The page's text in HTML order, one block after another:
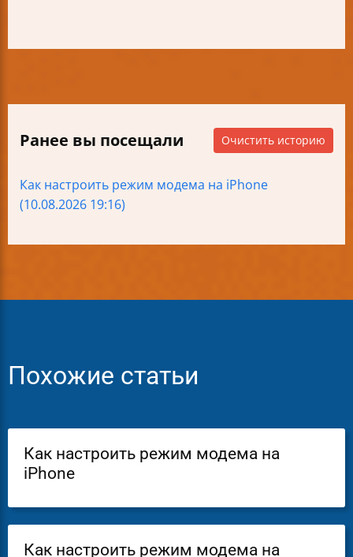
Ранее вы посещали Очистить историю
Как настроить режим модема на iPhone
(10.08.2026 19:16)
Похожие статьи
Как настроить режим модема на
iPhone
Как настроить режим модема на